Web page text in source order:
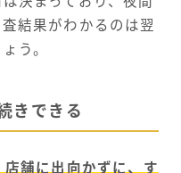
結果がわかるのは翌
う。
きできる
舗に出向かずに、す